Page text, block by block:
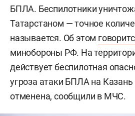
БПЛА. Беспилотники
Татарстаном — точное
называется. Об этом
минобороны РФ. На
действует беспилотная
угроза атаки БПЛА на
отменена, сообщили в МЧС.